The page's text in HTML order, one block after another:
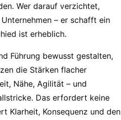
Wer darauf verzichtet,
– er schafft ein
ist erheblich.
Führung bewusst gestalten,
die Stärken flacher
Nähe, Agilität – und
Das erfordert keine
Klarheit, Konsequenz und den